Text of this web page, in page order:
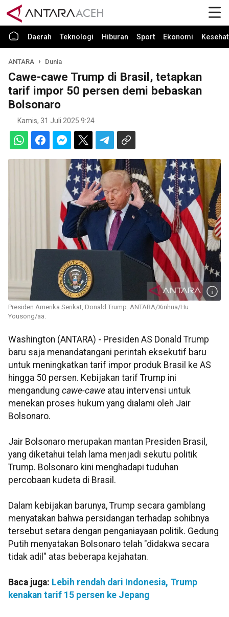
Daerah Teknologi Hiburan Sport Ekonomi
ANTARA Dunia
Cawe-cawe Trump di Brasil, tetapkan
tarif impor 50 persen demi bebaskan
Bolsonaro
Kamis, 31 Juli 2025 9:24
Presiden Amerika Serikat, Donald Trump. ANTARA/Xinhua/Hu
Yousong/aa.
Washington (ANTARA) - Presiden AS Donald Trump
baru saja menandatangani perintah eksekutif baru
untuk meningkatkan tarif impor produk Brasil ke AS
hingga 50 persen. Kebijakan tarif Trump ini
mengandung cawe-cawe atau intervensi untuk
menekan proses hukum yang dialami oleh Jair
Bolsonaro.
Jair Bolsonaro merupakan mantan Presiden Brasil,
yang diketahui telah lama menjadi sekutu politik
Trump. Bolsonaro kini menghadapi tuduhan
percobaan kudeta di Brasil.
Dalam kebijakan barunya, Trump secara gamblang
menyatakan bahwa persidangan terhadap sohibnya
tersebut setara dengan penganiayaan politik. Gedung
Putih menyatakan Bolsonaro telah "didakwa secara
tidak adil" atas beberapa kejahatan.
Baca juga: Lebih rendah dari Indonesia, Trump
kenakan tarif 15 persen ke Jepang